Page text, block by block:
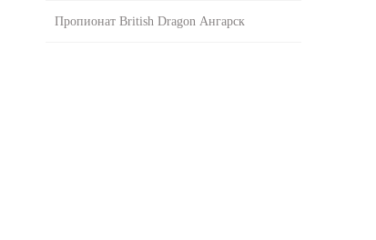
Пропионат British Dragon Ангарск